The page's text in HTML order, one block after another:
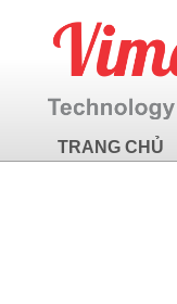
TRANG CHỦ